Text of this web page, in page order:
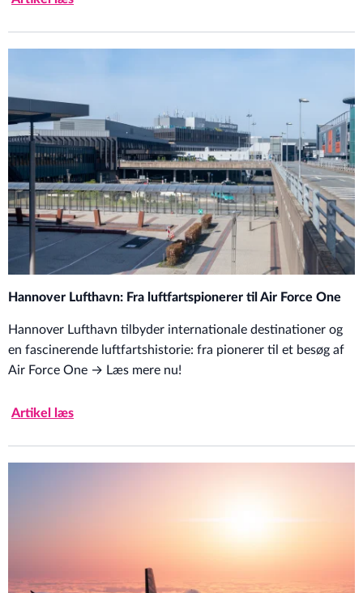
Hannover Lufthavn: Fra luftfartspionerer til Air Force One
Hannover Lufthavn tilbyder internationale destinationer og
en fascinerende luftfartshistorie: fra pionerer til et besøg af
Air Force One → Læs mere nu!
Artikel læs